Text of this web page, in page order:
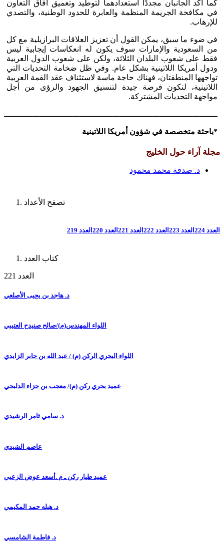
كما أكد الجانبان مجددًا استعدادهما لتوطيد وتعميق آفاق التعاون
في مكافحة الجريمة المنظمة والعابرة للحدود الوطنية، والتصدي
للإرهاب.
في ضوء ما سبق، يمكن القول أن تعزيز العلاقات البرازيلية مع كل
من السعودية والإمارات سوف يكون له انعكاسات إيجابية ليس
فقط على شعوب البلدان الثلاثة، ولكن على شعوب الدول العربية
ودول أمريكا اللاتينية بشكل عام. وفي ظل ضخامة التحديات التي
تواجهها المنطقتان، فهناك حاجة ماسة لاستئناف عقد القمة العربية
اللاتينية، لتكون فرصة جيدة لتنسيق الجهود والرؤى من أجل
مواجهة التحديات المشتركة.
*باحثة متخصصة في شؤون أمريكا اللاتينية
مجلة آراء حول الخليج
د. صدفة محمد محمود
تصفح الأعداد
العدد 224 العدد 223 العدد 222 العدد 221 العدد 220 العدد 219
كتاب العدد
العدد 221
د. هاجد بن يحيى الأصلعي
اللواء المهندس(م)/صالح صنيدح العتيبي
اللواء البحري الركن (م) / عبد الله بن جابر الزايدي
عميد بحري ركن (م)/ معجب بن جزاء الدلبحي
د. سامي ثامر الرشيدي
عاصم الشيدي
عميد طيار ركن ـ م .أسعد عوض الزعبي
د. هيله حمد المكيمي
د. فاطمة الشامسي